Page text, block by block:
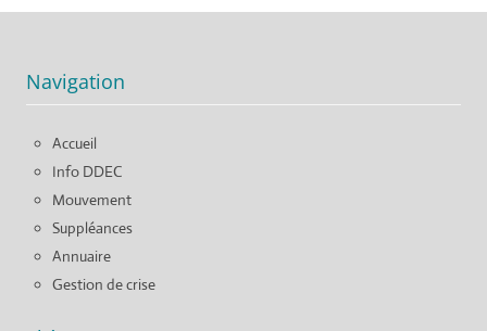
Navigation
Accueil
Info DDEC
Mouvement
Suppléances
Annuaire
Gestion de crise